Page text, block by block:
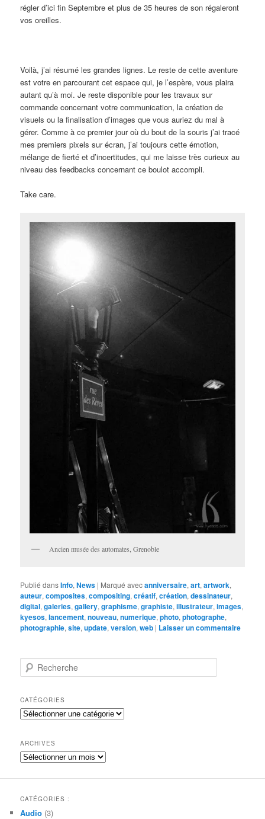
régler d’ici fin Septembre et plus de 35 heures de son régaleront
vos oreilles.
Voilà, j’ai résumé les grandes lignes. Le reste de cette aventure
est votre en parcourant cet espace qui, je l’espère, vous plaira
autant qu’à moi. Je reste disponible pour les travaux sur
commande concernant votre communication, la création de
visuels ou la finalisation d’images que vous auriez du mal à
gérer. Comme à ce premier jour où du bout de la souris j’ai tracé
mes premiers pixels sur écran, j’ai toujours cette émotion,
mélange de fierté et d’incertitudes, qui me laisse très curieux au
niveau des feedbacks concernant ce boulot accompli.
Take care.
Ancien musée des automates, Grenoble
Publié dansInfo,News | Marqué avecanniversaire,art,artwork,
auteur,composites,compositing,créatif,création,dessinateur,
digital,galeries,gallery,graphisme,graphiste,illustrateur,images,
kyesos,lancement,nouveau,numerique,photo,photographe,
photographie,site,update,version,web | Laisser un commentaire
e
h
e
r
h
e
CATÉGORIES
Catégories
ARCHIVES
Archives
CATÉGORIES :
Audio (3)